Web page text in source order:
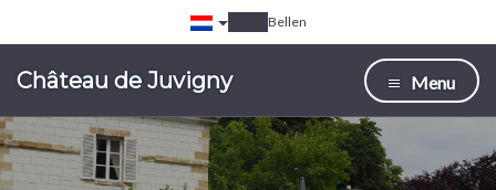
Bellen
Château de Juvigny Menu